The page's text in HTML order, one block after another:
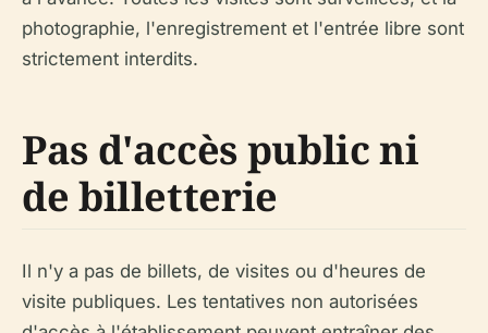
photographie, l'enregistrement et l'entrée libre sont
strictement interdits.
Pas d'accès public ni
de billetterie
Il n'y a pas de billets, de visites ou d'heures de
visite publiques. Les tentatives non autorisées